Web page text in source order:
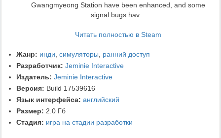
Gwangmyeong Station have been enhanced, and some
signal bugs hav...
Читать полностью в Steam
Жанр: инди симуляторы
ранний доступ
Разработчик: Jeminie Interactive
Издатель: Jeminie Interactive
Версия: Build 17539616
Язык интерфейса: английский
Размер: 2.0 Гб
Стадия: игра на стадии разработки